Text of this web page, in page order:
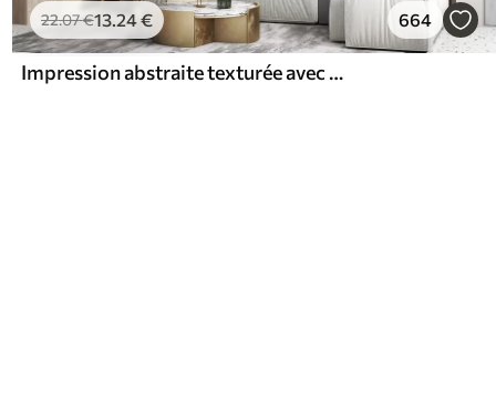
22.07€13.24€ 664
Impression abstraite texturée avec des formes géométriques, des cercles et des arcs et des plantes noires et vertes sur un fond blanc